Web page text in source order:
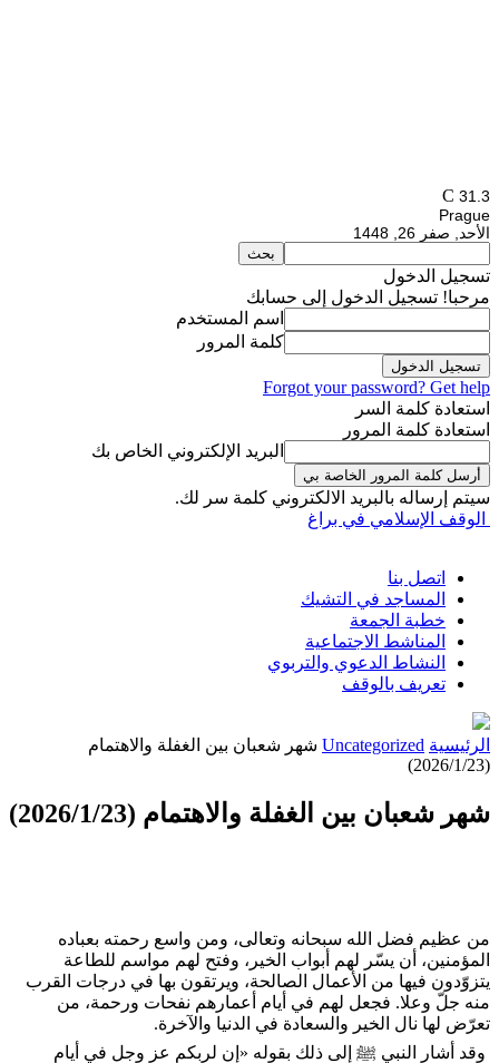
31.3
C
Prague
الأحد, صفر 26, 1448
تسجيل الدخول
مرحبا! تسجيل الدخول إلى حسابك
اسم المستخدم
كلمة المرور
Forgot your password? Get help
استعادة كلمة السر
استعادة كلمة المرور
البريد الإلكتروني الخاص بك
سيتم إرساله بالبريد الالكتروني كلمة سر لك.
الوقف الإسلامي في براغ
اتصل بنا
المساجد في التشيك
خطبة الجمعة
المناشط الاجتماعية
النشاط الدعوي والتربوي
تعريف بالوقف
الرئيسية Uncategorized شهر شعبان بين الغفلة والاهتمام
(2026/1/23)
شهر شعبان بين الغفلة والاهتمام (2026/1/23)
من عظيم فضل الله سبحانه وتعالى، ومن واسع رحمته بعباده
المؤمنين، أن يسّر لهم أبواب الخير، وفتح لهم مواسم للطاعة
يتزوّدون فيها من الأعمال الصالحة، ويرتقون بها في درجات القرب
منه جلّ وعلا. فجعل لهم في أيام أعمارهم نفحات ورحمة، من
تعرّض لها نال الخير والسعادة في الدنيا والآخرة.
وقد أشار النبي ﷺ إلى ذلك بقوله «إن لربكم عز وجل في أيام